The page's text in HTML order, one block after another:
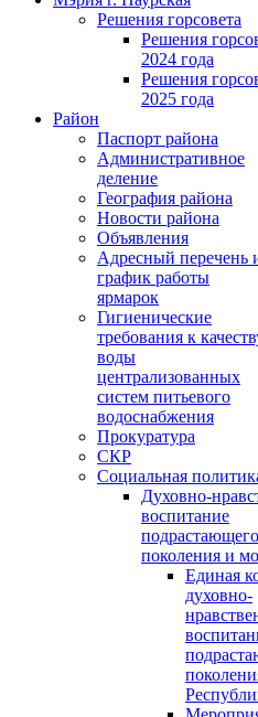
Решения горсовета
Решения
2024 года
Решения
2025 года
Район
Паспорт района
Административное
деление
География района
Новости района
Объявления
Адресный перечень
график работы
ярмарок
Гигиенические
требования к
воды
централизованных
систем питьевого
водоснабжения
Прокуратура
СКР
Социальная
Духовно-
воспитание
подрастающего
поколения и
Единая
духовно-